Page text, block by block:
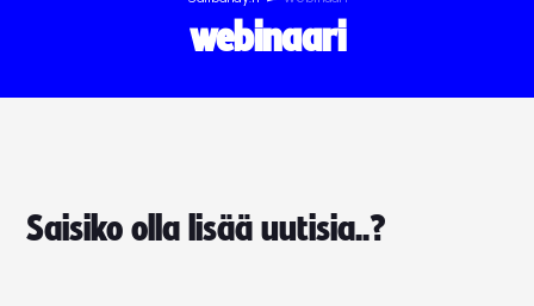
webinaari
Saisiko olla lisää uutisia..?